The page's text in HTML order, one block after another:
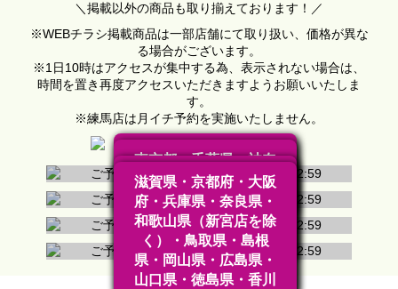
＼掲載以外の商品も取り揃えております！／
※WEBチラシ掲載商品は一部店舗にて取り扱い、価格が異な
る場合がございます。
※1日10時はアクセスが集中する為、表示されない場合は、
時間を置き再度アクセスいただきますようお願いいたしま
す。
※練馬店は月イチ予約を実施いたしません。
茨城県・栃木県・埼玉
県・群馬県・新潟県の
チラシはこちら▶
東京都・千葉県・神奈
川県・山梨県のチラシ
はこちら▶
※練馬店は月イチ予約
を実施いたしません。
富山県・石川県・福井
県・長野県・岐阜県・
静岡県・愛知県・三重
県・和歌山県（新宮
店）のチラシはこちら
▶
滋賀県・京都府・大阪
府・兵庫県・奈良県・
和歌山県（新宮店を除
く）・鳥取県・島根
県・岡山県・広島県・
山口県・徳島県・香川